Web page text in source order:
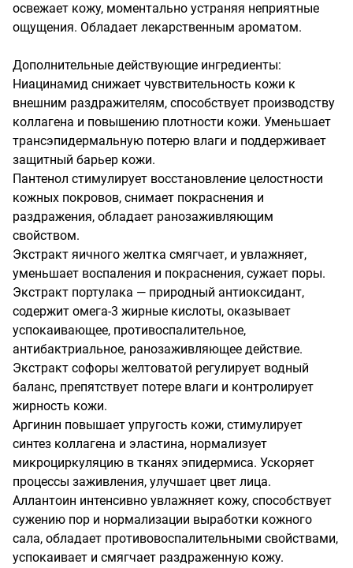
освежает кожу, моментально устраняя неприятные
ощущения. Обладает лекарственным ароматом.
Дополнительные действующие ингредиенты:
Ниацинамид снижает чувствительность кожи к
внешним раздражителям, способствует производству
коллагена и повышению плотности кожи. Уменьшает
трансэпидермальную потерю влаги и поддерживает
защитный барьер кожи.
Пантенол стимулирует восстановление целостности
кожных покровов, снимает покраснения и
раздражения, обладает ранозаживляющим
свойством.
Экстракт яичного желтка смягчает, и увлажняет,
уменьшает воспаления и покраснения, сужает поры.
Экстракт портулака — природный антиоксидант,
содержит омега-3 жирные кислоты, оказывает
успокаивающее, противоспалительное,
антибактриальное, ранозаживляющее действие.
Экстракт софоры желтоватой регулирует водный
баланс, препятствует потере влаги и контролирует
жирность кожи.
Аргинин повышает упругость кожи, стимулирует
синтез коллагена и эластина, нормализует
микроциркуляцию в тканях эпидермиса. Ускоряет
процессы заживления, улучшает цвет лица.
Аллантоин интенсивно увлажняет кожу, способствует
сужению пор и нормализации выработки кожного
сала, обладает противовоспалительными свойствами,
успокаивает и смягчает раздраженную кожу.